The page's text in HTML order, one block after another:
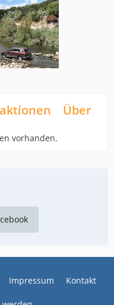
Über
vorhanden.
Impressum Kontakt